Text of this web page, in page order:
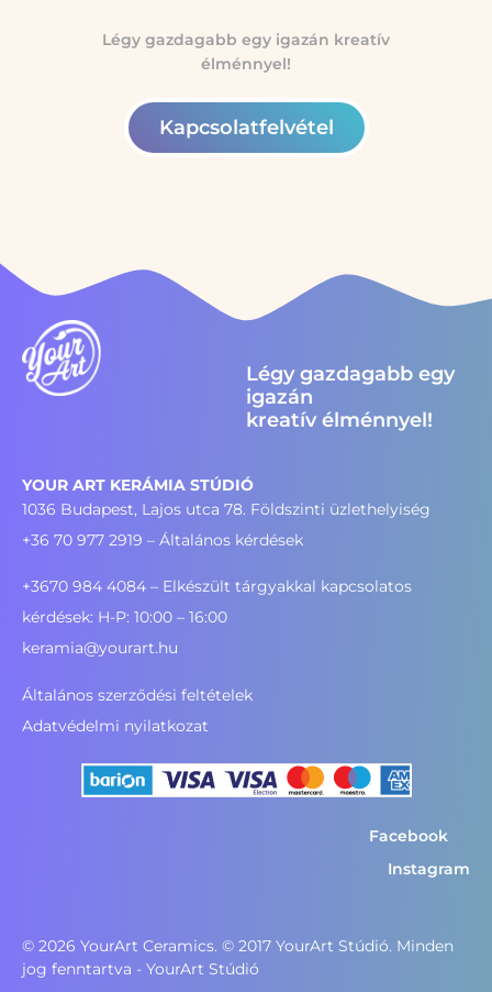
Légy gazdagabb egy igazán kreatív
élménnyel!
Kapcsolatfelvétel
Légy gazdagabb egy
igazán
kreatív élménnyel!
YOUR ART KERÁMIA STÚDIÓ
1036 Budapest, Lajos utca 78. Földszinti üzlethelyiség
+36 70 977 2919 – Általános kérdések
+3670 984 4084 – Elkészült tárgyakkal kapcsolatos
kérdések: H-P: 10:00 – 16:00
keramia@yourart.hu
Általános szerződési feltételek
Adatvédelmi nyilatkozat
Facebook
Instagram
© 2026 YourArt Ceramics. © 2017 YourArt Stúdió. Minden
jog fenntartva - YourArt Stúdió